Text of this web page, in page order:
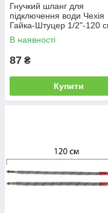
Гнучкий шланг для
підключення води Чехія
Гайка-Штуцер 1/2"-120
(нейлонова оплетка)
В наявності
87 ₴
Купити